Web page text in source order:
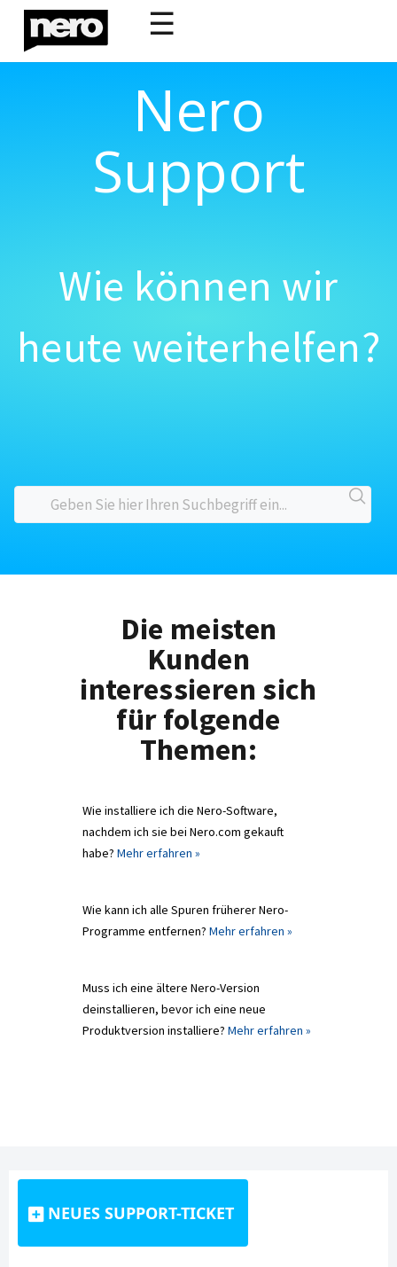
☰
Nero
Support
Wie können wir
heute weiterhelfen?
Die meisten
Kunden
interessieren sich
für folgende
Themen:
Wie installiere ich die Nero-Software,
nachdem ich sie bei Nero.com gekauft
habe? Mehr erfahren »
Wie kann ich alle Spuren früherer Nero-
Programme entfernen? Mehr erfahren »
Muss ich eine ältere Nero-Version
deinstallieren, bevor ich eine neue
Produktversion installiere? Mehr erfahren »
NEUES SUPPORT-TICKET